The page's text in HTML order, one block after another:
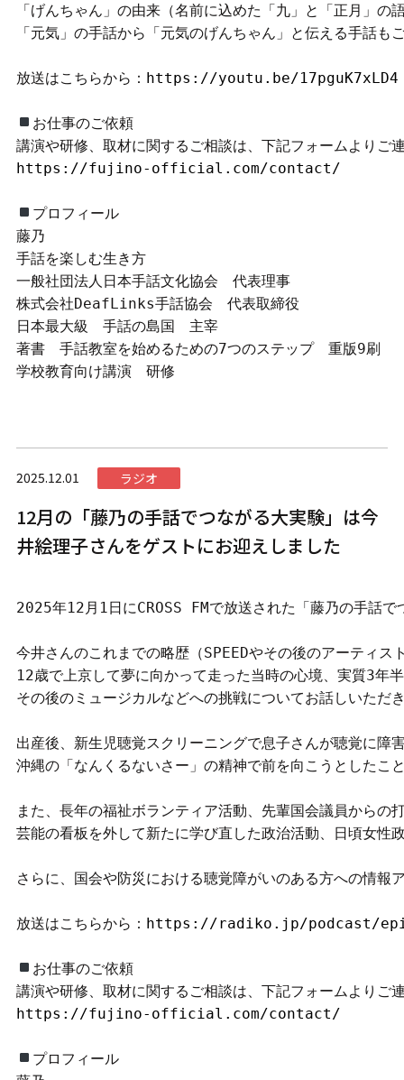
「げんちゃん」の由来（名前に込めた「九」と「正月」の
「元気」の手話から「元気のげんちゃん」と伝える手話も
放送はこちらから： https://youtu.be/17pguK7xLD4
お仕事のご依頼
https://fujino-official.com/contact/
プロフィール
藤乃
手話を楽しむ生き方
一般社団法人日本手話文化協会　代表理事
株式会社DeafLinks手話協会　代表取締役
日本最大級　手話の島国　主宰
著書　手話教室を始めるための7つのステップ　重版9刷
学校教育向け講演　研修
2025.12.01 ラジオ
12月の「藤乃の手話でつながる大実験」は今
井絵理子さんをゲストにお迎えしました
2025年12月1日にCROSS FMで放送された「藤乃の手話
今井さんのこれまでの略歴（SPEEDやその後のアーティ
12歳で上京して夢に向かって走った当時の心境、実質3年
その後のミュージカルなどへの挑戦についてお話しいただ
出産後、新生児聴覚スクリーニングで息子さんが聴覚に障
沖縄の「なんくるないさー」の精神で前を向こうとしたこ
また、長年の福祉ボランティア活動、先輩国会議員からの
芸能の看板を外して新たに学び直した政治活動、日頃女性
さらに、国会や防災における聴覚障がいのある方への情
放送はこちらから： https://radiko.jp/podcast/
お仕事のご依頼
https://fujino-official.com/contact/
プロフィール